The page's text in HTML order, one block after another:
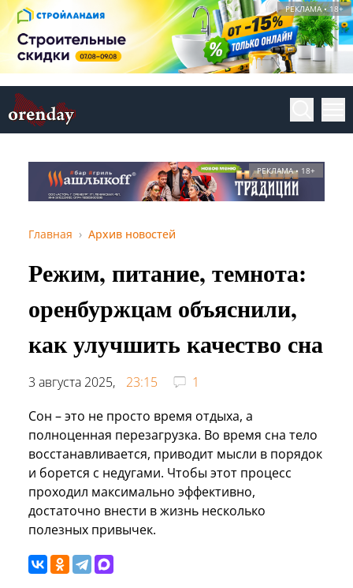
РЕКЛАМА • 18+
РЕКЛАМА • 18+
Главная Архив новостей
Режим, питание, темнота:
оренбуржцам объяснили,
как улучшить качество сна
3 августа 2025, 23:15
1
Сон – это не просто время отдыха, а
полноценная перезагрузка. Во время сна тело
восстанавливается, приводит мысли в порядок
и борется с недугами. Чтобы этот процесс
проходил максимально эффективно,
достаточно внести в жизнь несколько
полезных привычек.